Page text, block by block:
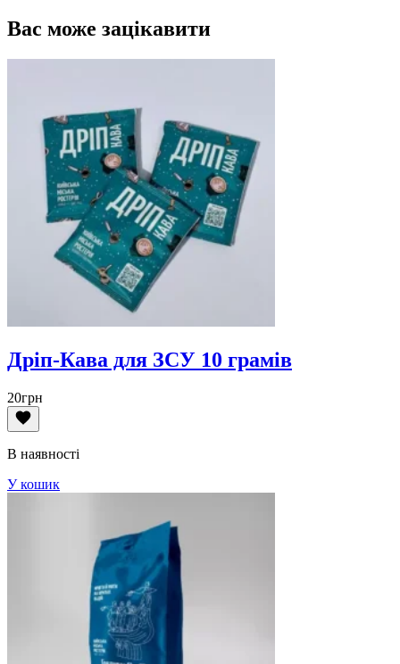
Вас може зацікавити
Дріп-Кава для ЗСУ 10 грамів
20грн
В наявності
У кошик